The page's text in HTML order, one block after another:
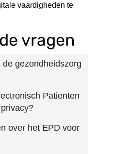
vaardigheden te
vragen
gezondheidszorg
Patienten
over het EPD voor